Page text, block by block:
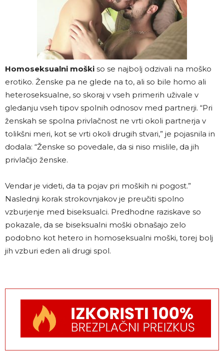
Homoseksualni moški so se najbolj odzivali na moško
erotiko. Ženske pa ne glede na to, ali so bile homo ali
heteroseksualne, so skoraj v vseh primerih uživale v
gledanju vseh tipov spolnih odnosov med partnerji. “Pri
ženskah se spolna privlačnost ne vrti okoli partnerja v
tolikšni meri, kot se vrti okoli drugih stvari,” je pojasnila in
dodala: “Ženske so povedale, da si niso mislile, da jih
privlačijo ženske.
Vendar je videti, da ta pojav pri moških ni pogost.”
Naslednji korak strokovnjakov je preučiti spolno
vzburjenje med biseksualci. Predhodne raziskave so
pokazale, da se biseksualni moški obnašajo zelo
podobno kot hetero in homoseksualni moški, torej bolj
jih vzburi eden ali drugi spol.